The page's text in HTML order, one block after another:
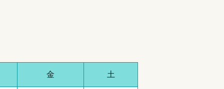
金 土